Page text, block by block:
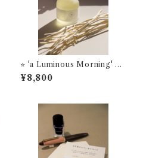
⭐️ 'a Luminous Morning' リ
ードディフューザー STYLE
OF LABオリジナルフレグラ
¥8,800